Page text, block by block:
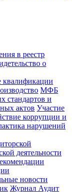
в реестр
о
МФБ
стандартов и
актов Участие
коррупции и
нарушений
деятельности
новости
Журнал Аудит